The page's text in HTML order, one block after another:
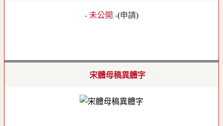
- 未公開 -(申請)
宋體母稿異體字